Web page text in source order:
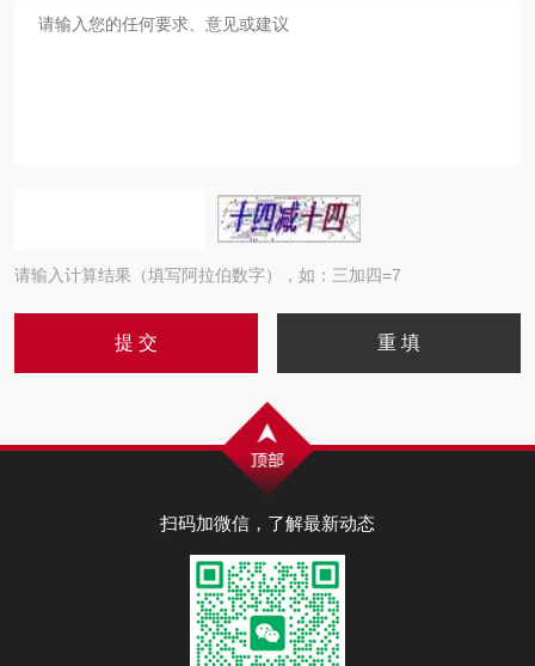
请输入计算结果（填写阿拉伯数字），如：三加四=7
扫码加微信，了解最新动态